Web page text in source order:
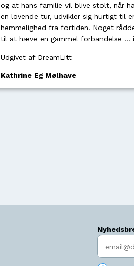
og at hans familie vil blive stolt, når
en lovende tur, udvikler sig hurtigt til
hemmelighed fra fortiden. Noget
til at hæve en gammel forbandelse …
Udgivet af DreamLitt
Kathrine Eg Mølhave
Indtast